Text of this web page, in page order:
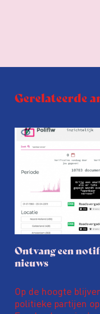
Gerelateerde
Ontvang een
nieuws
Op de hoogte
politieke partijen